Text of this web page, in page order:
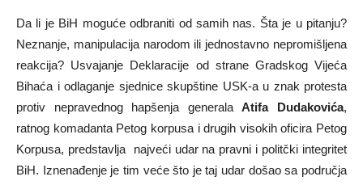
Da li je BiH moguće odbraniti od samih nas. Šta je u pitanju?
Neznanje, manipulacija narodom ili jednostavno nepromišljena
reakcija? Usvajanje Deklaracije od strane Gradskog Vijeća
Bihaća i odlaganje sjednice skupštine USK-a u znak protesta
protiv nepravednog hapšenja generalaAtifa Dudakovića,
ratnog komadanta Petog korpusa i drugih visokih oficira Petog
Korpusa, predstavlja najveći udar na pravni i politčki integritet
BiH. Iznenađenje je tim veće što je taj udar došao sa područja